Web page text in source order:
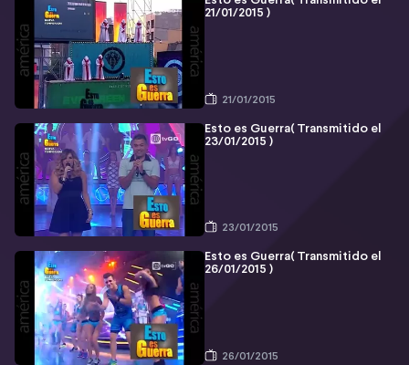
21/01/2015 )
21/01/2015
Esto es Guerra( Transmitido el
23/01/2015 )
23/01/2015
Esto es Guerra( Transmitido el
26/01/2015 )
26/01/2015